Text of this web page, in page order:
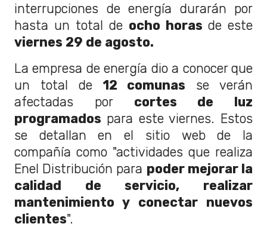
interrupciones de energía durarán por
hasta un total de ocho horas de este
viernes 29 de agosto.
La empresa de energía dio a conocer que
un total de12 comunas se verán
afectadas por cortes de luz
programados para este viernes. Estos
se detallan en el sitio web de la
compañía como "actividades que realiza
Enel Distribución para poder mejorar la
calidad de servicio, realizar
mantenimiento y conectar nuevos
clientes".